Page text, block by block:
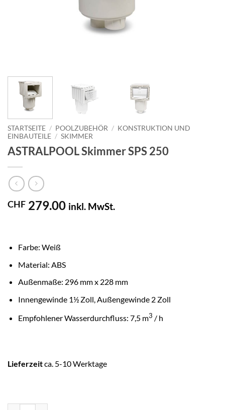
STARTSEITE / POOLZUBEHÖR / KONSTRUKTION UND
EINBAUTEILE / SKIMMER
ASTRALPOOL Skimmer SPS 250
CHF 279.00 inkl. MwSt.
Farbe: Weiß
Material: ABS
Außenmaße: 296 mm x 228 mm
Innengewinde 1½ Zoll,Außengewinde 2 Zoll
Empfohlener Wasserdurchfluss: 7,5 m3 / h
Lieferzeitca. 5-10 Werktage